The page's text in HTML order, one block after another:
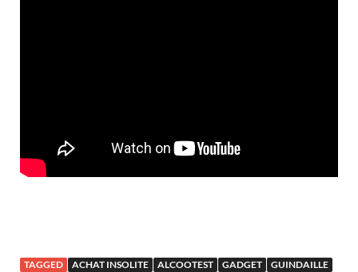
TAGGED ACHAT INSOLITE ALCOOTEST GADGET
GUINDAILLE